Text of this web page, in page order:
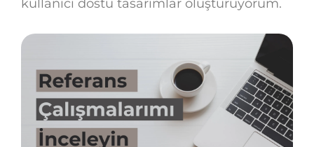
kullanıcı dostu tasarımlar oluşturuyorum.